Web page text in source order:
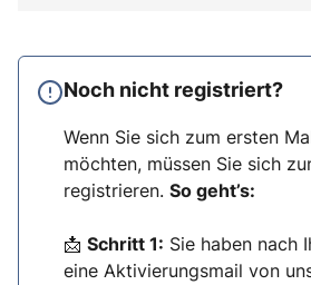
Noch nicht registriert?
Wenn Sie sich zum ersten
möchten, müssen Sie sich
registrieren. So geht’s:
📩 Schritt 1: Sie haben nach
eine Aktivierungsmail von